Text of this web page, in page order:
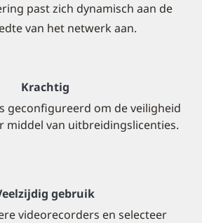
past zich dynamisch aan de
van het netwerk aan.
Krachtig
geconfigureerd om de veiligheid
middel van uitbreidingslicenties.
gebruik
videorecorders en selecteer